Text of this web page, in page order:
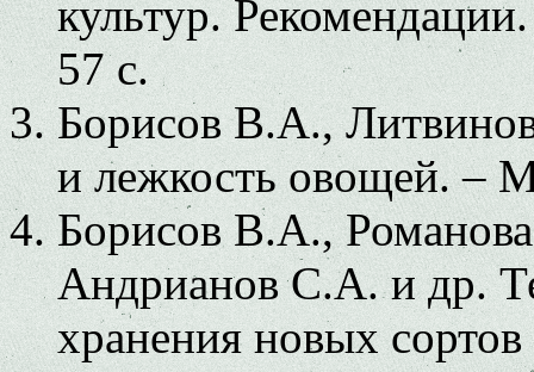
культур.
57 с.
Борисов В.А.,
и лежкость овощей. –
Борисов В.А.,
Андрианов С.А. и др.
хранения новых